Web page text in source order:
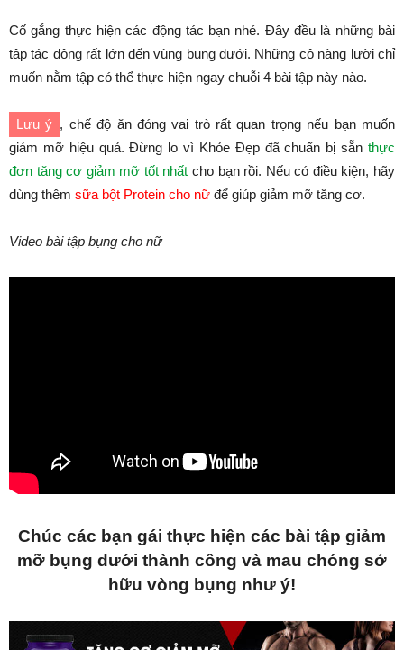
Cố gắng thực hiện các động tác bạn nhé. Đây đều là những bài
tập tác động rất lớn đến vùng bụng dưới. Những cô nàng lười chỉ
muốn nằm tập có thể thực hiện ngay chuỗi 4 bài tập này nào.
Lưu ý , chế độ ăn đóng vai trò rất quan trọng nếu bạn muốn
giảm mỡ hiệu quả. Đừng lo vì Khỏe Đẹp đã chuẩn bị sẵn thực
đơn tăng cơ giảm mỡ tốt nhất cho bạn rồi. Nếu có điều kiện, hãy
dùng thêm sữa bột Protein cho nữ để giúp giảm mỡ tăng cơ.
Video bài tập bụng cho nữ
Chúc các bạn gái thực hiện các bài tập giảm
mỡ bụng dưới thành công và mau chóng sở
hữu vòng bụng như ý!